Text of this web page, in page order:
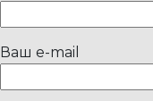
Ваш e-mail